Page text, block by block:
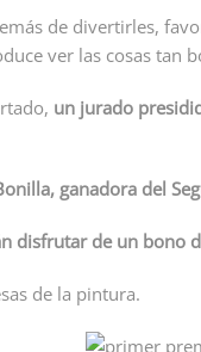
de divertirles,
ver las cosas
un jurado
ganadora del
disfrutar de un
de la pintura.